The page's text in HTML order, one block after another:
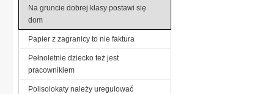
Na gruncie dobrej klasy postawi się
dom
Papier z zagranicy to nie faktura
Pełnoletnie dziecko też jest
pracownikiem
Polisolokaty należy uregulować